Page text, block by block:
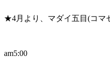
★4月より、マダイ五目(コマ
am5:00